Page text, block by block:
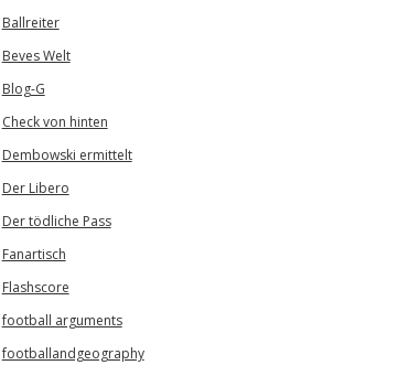
Ballreiter
Beves Welt
Blog-G
Check von hinten
Dembowski ermittelt
Der Libero
Der tödliche Pass
Fanartisch
Flashscore
football arguments
footballandgeography